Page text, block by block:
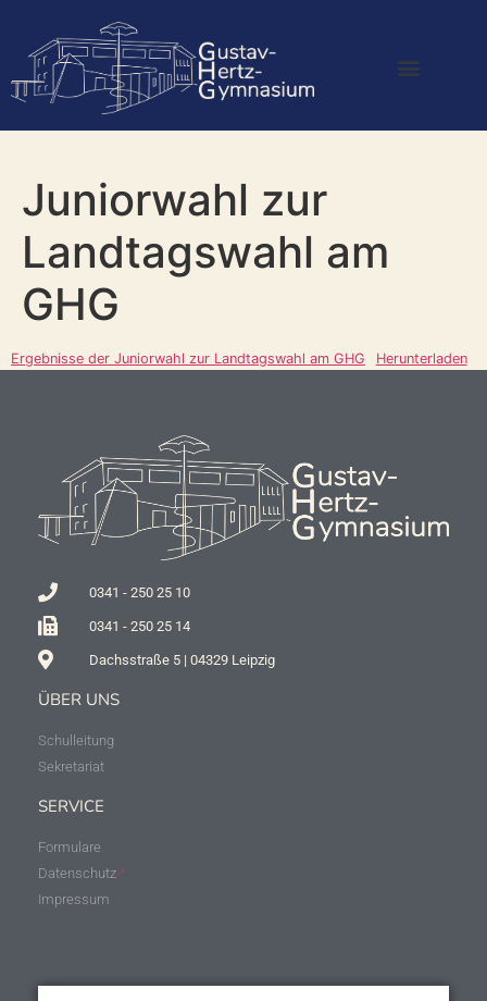
Juniorwahl zur
Landtagswahl am
GHG
Ergebnisse der Juniorwahl zur Landtagswahl am GHG Herunterladen
0341 - 250 25 10
0341 - 250 25 14
Dachsstraße 5 | 04329 Leipzig
ÜBER UNS
Schulleitung
Sekretariat
SERVICE
Formulare
Datenschutz
Impressum